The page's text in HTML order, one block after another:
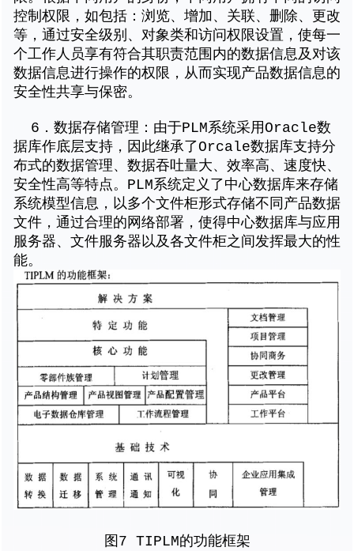
控制权限，如包括：浏览、增加、关联、删除、更改
等，通过安全级别、对象类和访问权限设置，使每一
个工作人员享有符合其职责范围内的数据信息及对该
数据信息进行操作的权限，从而实现产品数据信息的
安全性共享与保密。
6．数据存储管理：由于PLM系统采用Oracle数
据库作底层支持，因此继承了Orcale数据库支持分
布式的数据管理、数据吞吐量大、效率高、速度快、
安全性高等特点。PLM系统定义了中心数据库来存储
系统模型信息，以多个文件柜形式存储不同产品数据
文件，通过合理的网络部署，使得中心数据库与应用
服务器、文件服务器以及各文件柜之间发挥最大的性
能。
图7 TIPLM的功能框架